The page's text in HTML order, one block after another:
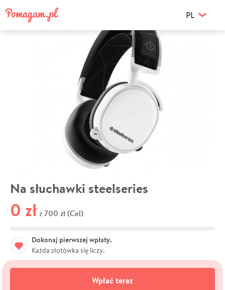
PL
Na słuchawki steelseries
0 zł z 700 zł (Cel)
Dokonaj pierwszej wpłaty.
Każda złotówka się liczy.
Wpłać teraz